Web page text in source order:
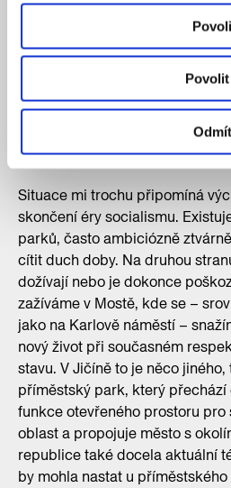
Svými projekty či realizacemi
celé zemi. V současné době
odpočinkovou zónu Cidlina v
s ateliérem Hoffman jste
soutěž na obnovu parku
tom podle vás Česká
parků?
Situace mi trochu připomíná
skončení éry socialismu.
parků, často ambiciózně
cítit duch doby. Na druhou
dožívají nebo je dokonce
zažíváme v Mostě, kde se –
jako na Karlově náměstí –
nový život při současném
stavu. V Jičíně to je něco
příměstský park, který
funkce otevřeného prostoru pro
oblast a propojuje město s
republice také docela aktuální
by mohla nastat u